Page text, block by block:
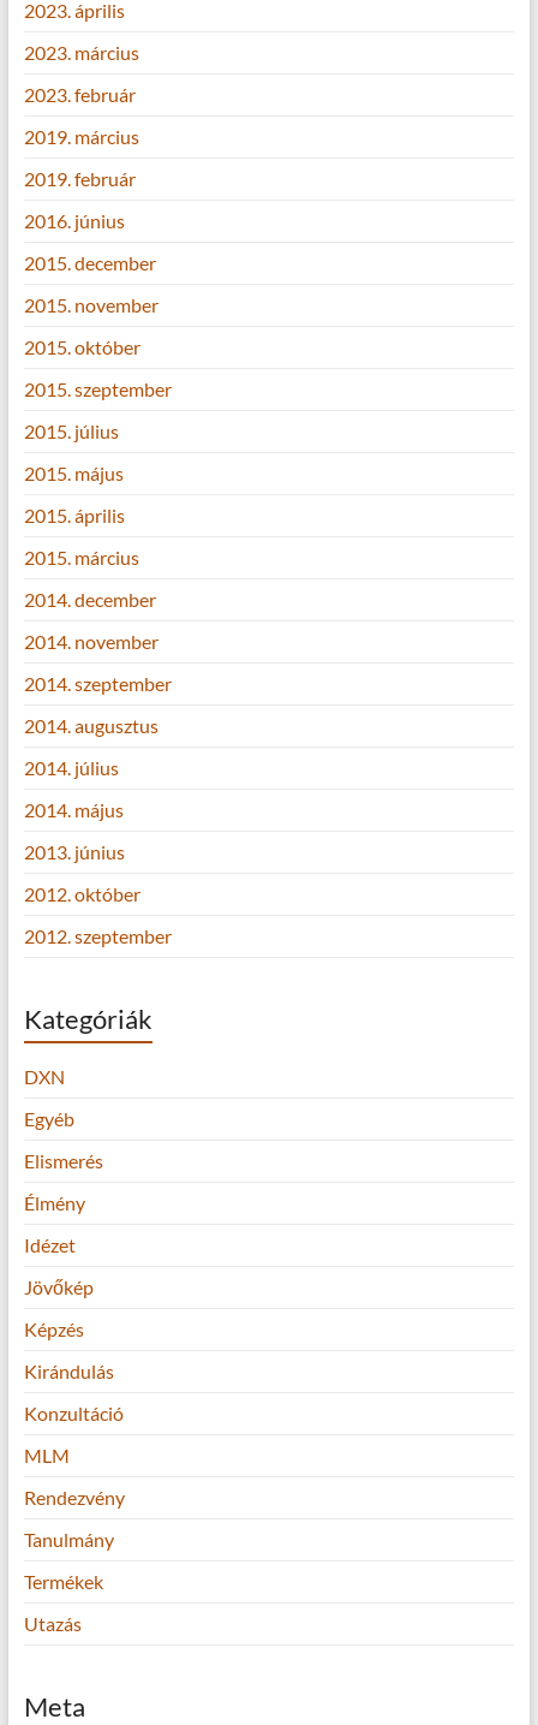
2023. április
2023. március
2023. február
2019. március
2019. február
2016. június
2015. december
2015. november
2015. október
2015. szeptember
2015. július
2015. május
2015. április
2015. március
2014. december
2014. november
2014. szeptember
2014. augusztus
2014. július
2014. május
2013. június
2012. október
2012. szeptember
Kategóriák
DXN
Egyéb
Elismerés
Élmény
Idézet
Jövőkép
Képzés
Kirándulás
Konzultáció
MLM
Rendezvény
Tanulmány
Termékek
Utazás
Meta